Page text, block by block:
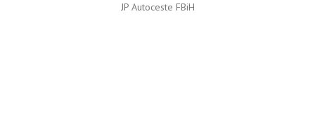
JP Autoceste FBiH